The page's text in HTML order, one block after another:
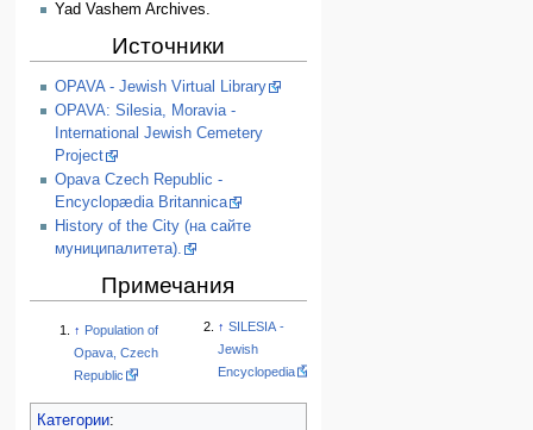
Yad Vashem Archives.
Источники
OPAVA - Jewish Virtual Library
OPAVA: Silesia, Moravia -
International Jewish Cemetery
Project
Opava Czech Republic -
Encyclopædia Britannica
History of the City (на сайте
муниципалитета).
Примечания
↑ Population of
Opava, Czech
Republic
↑ SILESIA -
Jewish
Encyclopedia
Категории: